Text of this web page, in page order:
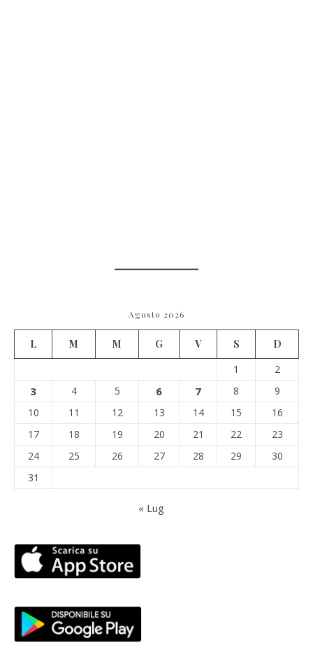
Agosto 2026
L M M G V S
D
1
2
3 4 5 6 7 8
9
10
11 12 13 14 15
16
17
18 19 20 21 22
23
24
25 26 27 28 29
30
31
« Lug